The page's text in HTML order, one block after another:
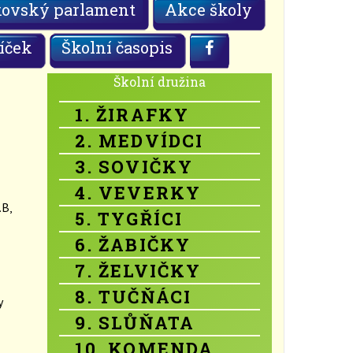
parlament
Akce školy
Školní časopis
Školní družina
1. ŽIRAFKY
2. MEDVÍDCI
3. SOVIČKY
4. VEVERKY
5. TYGŘÍCI
6. ŽABIČKY
7. ŽELVIČKY
8. TUČŇÁCI
9. SLŮŇATA